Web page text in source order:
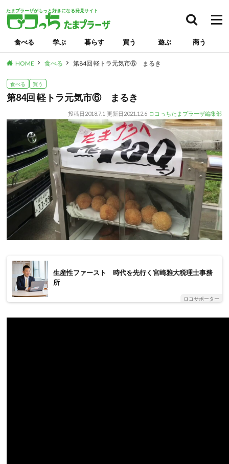
たまプラーザがもっと好きになる発見サイト
食べる 学ぶ 暮らす 買う 遊ぶ 商う
HOME 食べる 第84回 軽トラ元気市⑥ まるき
食べる 買う
第84回 軽トラ元気市⑥ まるき
投稿日 2018.7.1 更新日 2021.12.6 ロコっちたまプラーザ編集部
生産性ファースト 時代を先行く宮崎雅大税理士事務
所
ロコサポーター